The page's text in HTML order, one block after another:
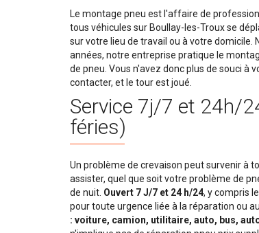
Le montage pneu est l'affaire de
tous véhicules sur Boullay-les-Troux se
sur votre lieu de travail ou à votre domicile.
années, notre entreprise pratique le
de pneu. Vous n'avez donc plus de souci à
contacter, et le tour est joué.
Service 7j/7 et 24h/
féries)
Un problème de crevaison peut survenir à
assister, quel que soit votre problème de
de nuit. Ouvert 7 J/7 et 24 h/24, y compris
pour toute urgence liée à la réparation ou
: voiture, camion, utilitaire, auto, bus,